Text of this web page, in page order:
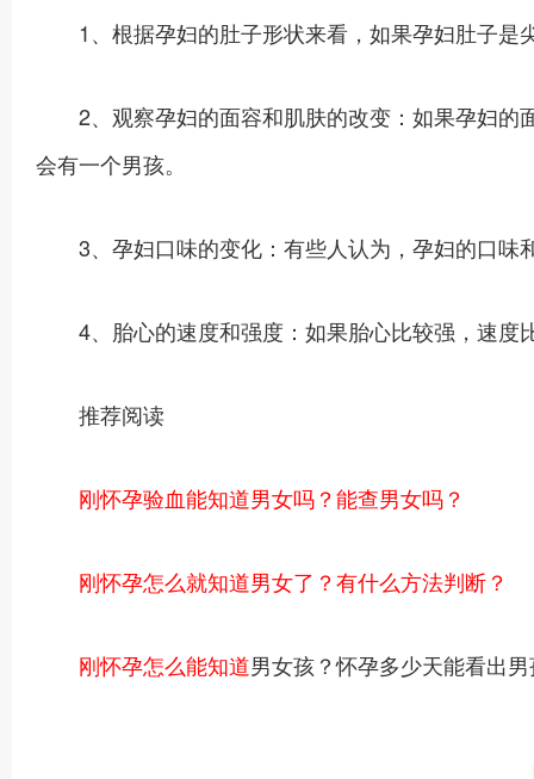
1、根据孕妇的肚子形状来看，如果孕妇肚子是
2、观察孕妇的面容和肌肤的改变：如果孕妇的
会有一个男孩。
3、孕妇口味的变化：有些人认为，孕妇的口味
4、胎心的速度和强度：如果胎心比较强，速度
推荐阅读
刚怀孕验血能知道男女吗？能查男女吗？
刚怀孕怎么就知道男女了？有什么方法判断？
刚怀孕怎么能知道男女孩？怀孕多少天能看出